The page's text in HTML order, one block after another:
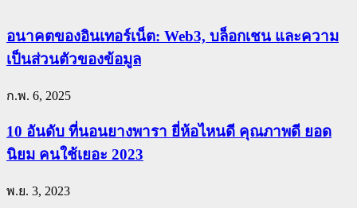
อนาคตของอินเทอร์เน็ต: Web3, บล็อกเชน และความ
เป็นส่วนตัวของข้อมูล
ก.พ. 6, 2025
10 อันดับ ที่นอนยางพารา ยี่ห้อไหนดี คุณภาพดี ยอด
นิยม คนใช้เยอะ 2023
พ.ย. 3, 2023